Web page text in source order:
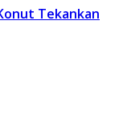
Tekankan